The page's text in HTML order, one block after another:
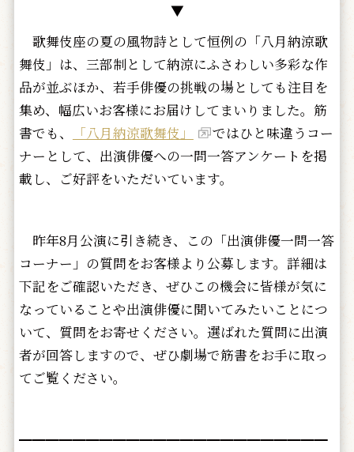
▼
歌舞伎座の夏の風物詩として恒例の「八月納涼歌
舞伎」は、三部制として納涼にふさわしい多彩な作
品が並ぶほか、若手俳優の挑戦の場としても注目を
集め、幅広いお客様にお届けしてまいりました。筋
書でも、
「八月納涼歌舞伎」
ではひと味違うコー
ナーとして、出演俳優への一問一答アンケートを掲
載し、ご好評をいただいています。
昨年8月公演に引き続き、この「出演俳優一問一答
コーナー」の質問をお客様より公募します。詳細は
下記をご確認いただき、ぜひこの機会に皆様が気に
なっていることや出演俳優に聞いてみたいことにつ
いて、質問をお寄せください。選ばれた質問に出演
者が回答しますので、ぜひ劇場で筋書をお手に取っ
てご覧ください。
━━━━━━━━━━━━━━━━━━━━━━━